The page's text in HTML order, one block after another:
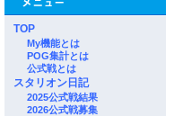
TOP
My機能とは
POG集計とは
公式戦とは
スタリオン日記
2025公式戦結果
2026公式戦募集